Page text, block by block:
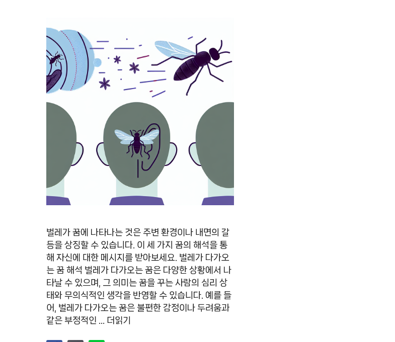
벌레가 꿈에 나타나는 것은 주변 환경이나 내면의 갈
등을 상징할 수 있습니다. 이 세 가지 꿈의 해석을 통
해 자신에 대한 메시지를 받아보세요. 벌레가 다가오
는 꿈 해석 벌레가 다가오는 꿈은 다양한 상황에서 나
타날 수 있으며, 그 의미는 꿈을 꾸는 사람의 심리 상
태와 무의식적인 생각을 반영할 수 있습니다. 예를 들
어, 벌레가 다가오는 꿈은 불편한 감정이나 두려움과
같은 부정적인 …
더읽기